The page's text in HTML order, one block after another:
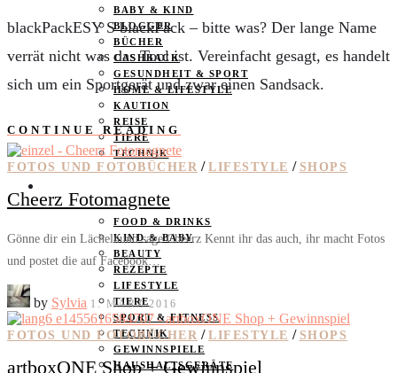
BABY & KIND
BLOGGER
BÜCHER
CASHBACK
GESUNDHEIT & SPORT
HOME & LIFESTYLE
KAUTION
REISE
TIERE
TECHNIK
FOOD & DRINKS
KIND & BABY
BEAUTY
REZEPTE
LIFESTYLE
TIERE
SPORT & FITNESS
TECHNIK
GEWINNSPIELE
HAUSHALTSGERÄTE
blackPackESY S blackPack – bitte was? Der lange Name
verrät nicht was das Tool ist. Vereinfacht gesagt, es handelt
sich um ein Sportgerät und zwar einen Sandsack.
CONTINUE READING
FOTOS UND FOTOBÜCHER / LIFESTYLE / SHOPS
Cheerz Fotomagnete
Gönne dir ein Lächelnund sage Cheerz Kennt ihr das auch, ihr macht Fotos
und postet die auf Facebook…
by Sylvia 1. MÄRZ 2016
FOTOS UND FOTOBÜCHER / LIFESTYLE / SHOPS
artboxONE Shop + Gewinnspiel